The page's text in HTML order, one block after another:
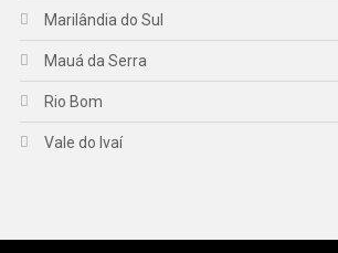
Marilândia do Sul
Mauá da Serra
Rio Bom
Vale do Ivaí